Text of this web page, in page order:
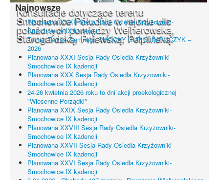
Konsultacje dotyczące terenu
Smochowice Południe w rejonie ulic
położonych pomiędzy Wejherowską,
Starogardzką, Pniewską, Pelplińską.
Najnowsze
Planowana XXXII Sesja Rady Osiedla Krzyżowniki-
Smochowice IX kadencji
Turniej Tenisa Ziemnego SMOCHY CUP OLIMPIJCZYK –
2026
Planowana XXXI Sesja Rady Osiedla Krzyżowniki-
Smochowice IX kadencji
Planowana XXX Sesja Rady Osiedla Krzyżowniki-
Smochowice IX kadencji
24-26 kwietnia 2026 roku to dni akcji proekologicznej
"Wiosenne Porządki"
Planowana XXIX Sesja Rady Osiedla Krzyżowniki-
Smochowice IX kadencji
Planowana XXVIII Sesja Rady Osiedla Krzyżowniki-
Smochowice IX kadencji
Planowana XXVII Sesja Rady Osiedla Krzyżowniki-
Smochowice IX kadencji
Planowana XXVI Sesja Rady Osiedla Krzyżowniki-
Smochowice IX kadencji